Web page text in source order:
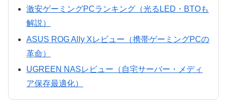
激安ゲーミングPCランキング（光るLED・BTOも
解説）
ASUS ROG Ally Xレビュー（携帯ゲーミングPCの
革命）
UGREEN NASレビュー（自宅サーバー・メディ
ア保存最適化）